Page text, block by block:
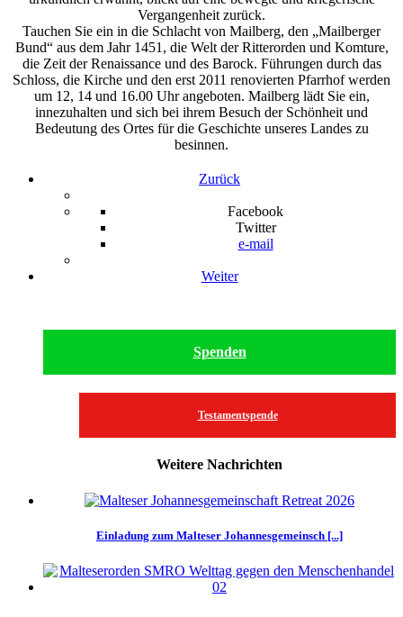
Vergangenheit zurück.
Tauchen Sie ein in die Schlacht von Mailberg, den „Mailberger
Bund“ aus dem Jahr 1451, die Welt der Ritterorden und Komture,
die Zeit der Renaissance und des Barock. Führungen durch das
Schloss, die Kirche und den erst 2011 renovierten Pfarrhof werden
um 12, 14 und 16.00 Uhr angeboten. Mailberg lädt Sie ein,
innezuhalten und sich bei ihrem Besuch der Schönheit und
Bedeutung des Ortes für die Geschichte unseres Landes zu
besinnen.
Zurück
Facebook
Twitter
e-mail
Weiter
Spenden
Testamentspende
Weitere Nachrichten
Einladung zum Malteser Johannesgemeinsch [...]